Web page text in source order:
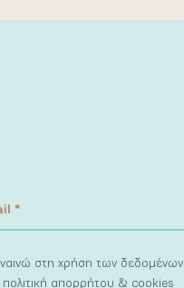
στη χρήση των δεδομένων
απορρήτου & cookies